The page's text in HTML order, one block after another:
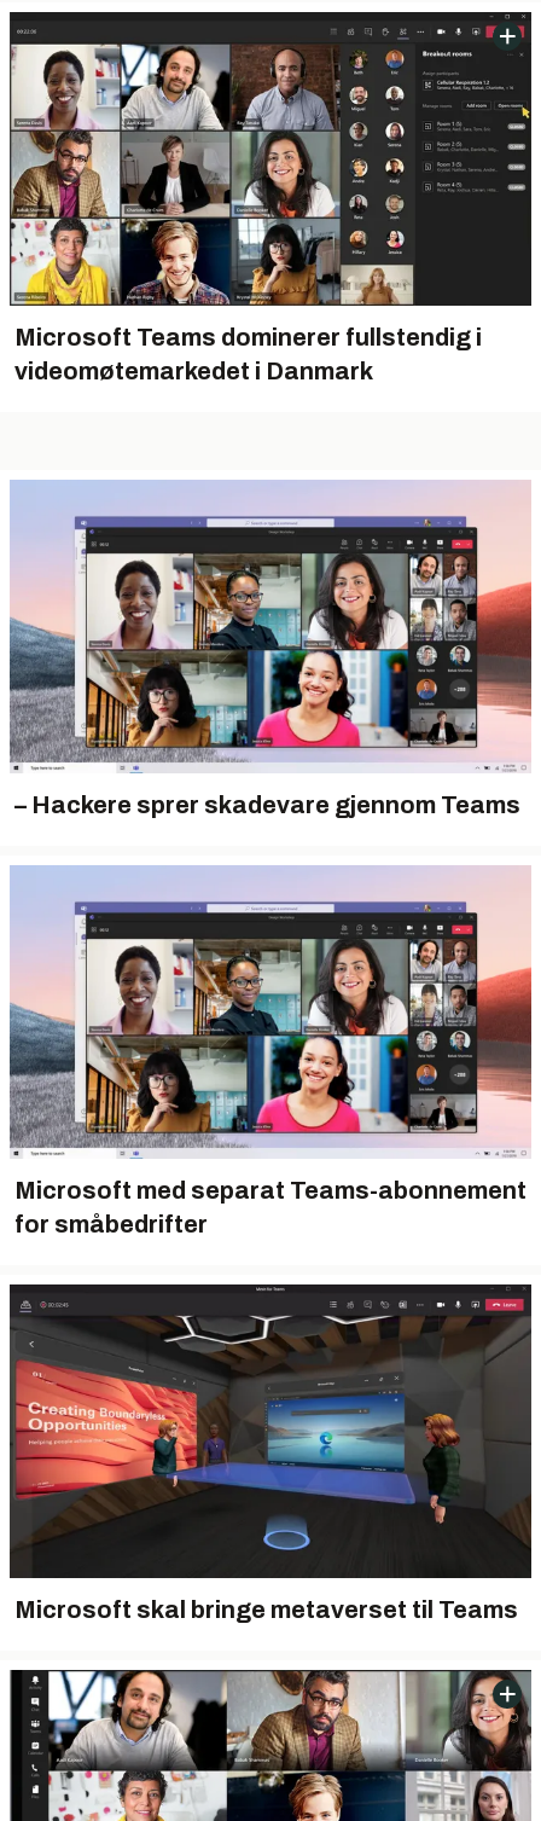
Microsoft Teams dominerer fullstendig i
videomøtemarkedet i Danmark
– Hackere sprer skadevare gjennom Teams
Microsoft med separat Teams-abonnement
for småbedrifter
Microsoft skal bringe metaverset til Teams